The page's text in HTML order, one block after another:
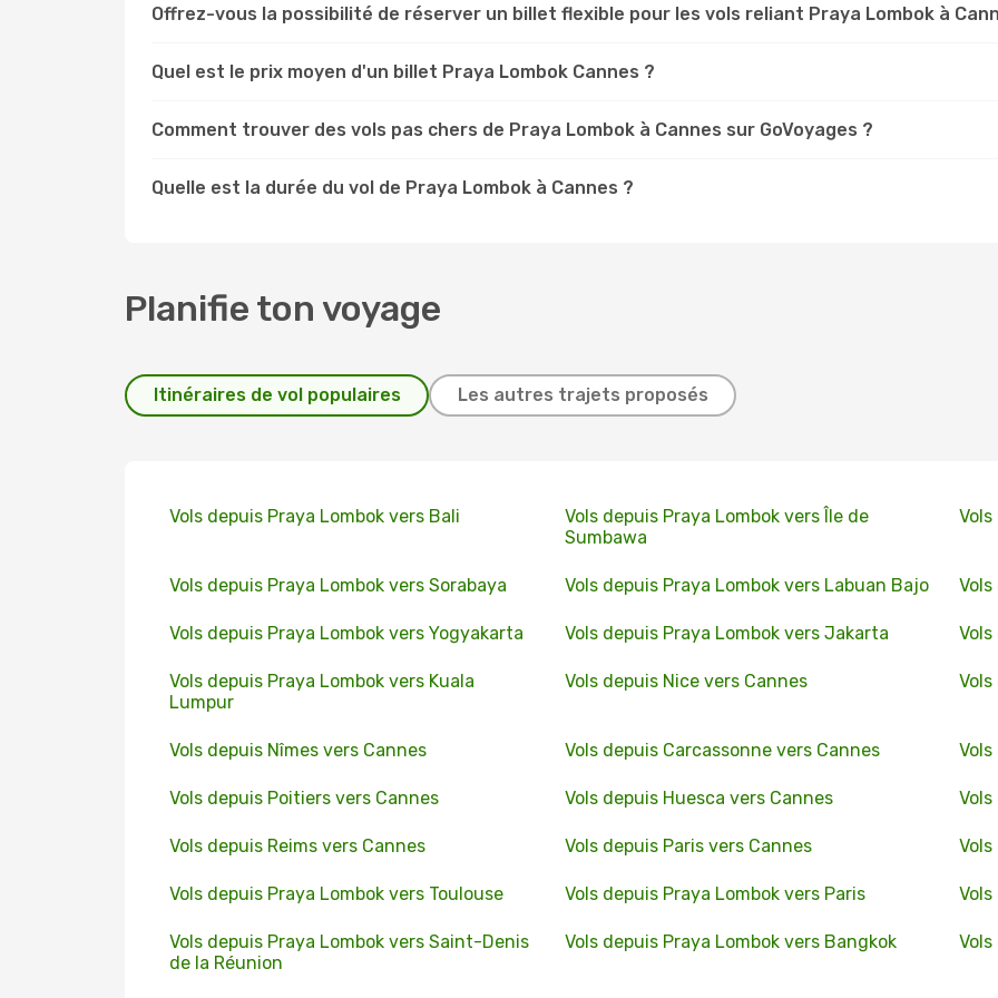
Offrez-vous la possibilité de réserver un billet flexible pour les vols reliant Praya Lombok à
Quel est le prix moyen d'un billet Praya Lombok Cannes ?
Comment trouver des vols pas chers de Praya Lombok à Cannes sur GoVoyages ?
Quelle est la durée du vol de Praya Lombok à Cannes ?
Planifie ton voyage
Itinéraires de vol populaires Les autres trajets proposés
Vols depuis Praya Lombok vers Bali
Vols depuis Praya Lombok vers Île de
Sumbawa
Vols depuis Praya Lombok vers Sorabaya Vols depuis Praya Lombok vers Labuan Bajo
Vols depuis Praya Lombok vers Yogyakarta Vols depuis Praya Lombok vers Jakarta
Vols depuis Praya Lombok vers Kuala
Lumpur
Vols depuis Nice vers Cannes
Vols depuis Nîmes vers Cannes Vols depuis Carcassonne vers Cannes
Vols depuis Poitiers vers Cannes Vols depuis Huesca vers Cannes
Vols depuis Reims vers Cannes Vols depuis Paris vers Cannes
Vols depuis Praya Lombok vers Toulouse Vols depuis Praya Lombok vers Paris
Vols depuis Praya Lombok vers Saint-Denis
de la Réunion
Vols depuis Praya Lombok vers Bangkok